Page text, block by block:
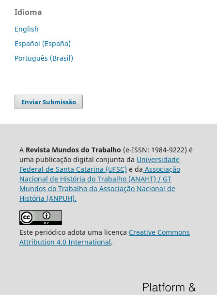
Idioma
English
Español (España)
Português (Brasil)
Enviar Submissão
A Revista Mundos do Trabalho (e-ISSN: 1984-9222) é
uma publicação digital conjunta da Universidade
Federal de Santa Catarina (UFSC) e da Associação
Nacional de História do Trabalho (ANAHT) / GT
Mundos do Trabalho da Associação Nacional de
História (ANPUH).
Este periódico adota uma licença Creative Commons
Attribution 4.0 International.